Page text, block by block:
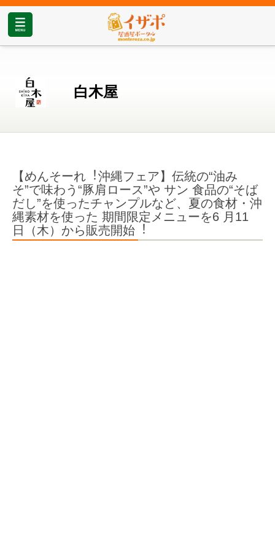
白木屋
【めんそーれ︕沖縄フェア】伝統の“油み
そ”で味わう“豚肩ロース”や サン ⾷品の“そば
だし”を使ったチャンプルなど、夏の⾷材・沖
縄素材を使った 期間限定メニューを6 ⽉11
⽇（⽊）から販売開始︕